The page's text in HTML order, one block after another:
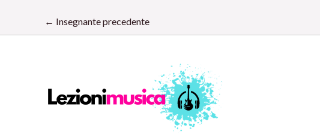
← Insegnante precedente